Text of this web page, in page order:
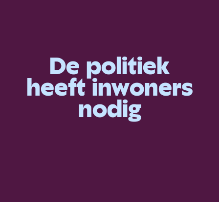
De politiek
heeft inwoners
nodig